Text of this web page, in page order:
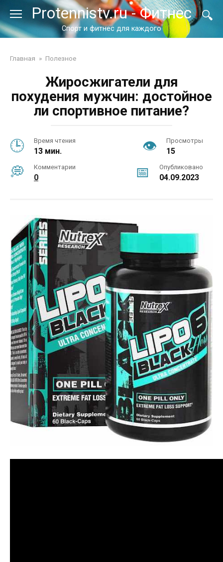
контенту
Protennistv.ru - Фитнес
Спорт и фитнес для каждого
Главная » Полезное
Жиросжигатели для
похудения мужчин: достойное
ли спортивное питание?
Время чтения
13 мин.
Просмотры
15
Комментарии
0
Опубликовано
04.09.2023